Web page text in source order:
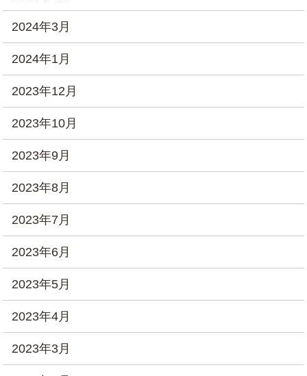
2024年3月
2024年1月
2023年12月
2023年10月
2023年9月
2023年8月
2023年7月
2023年6月
2023年5月
2023年4月
2023年3月